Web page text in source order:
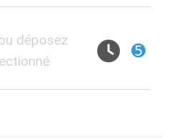
➎
déposez